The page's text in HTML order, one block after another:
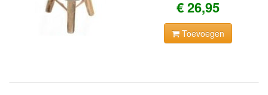
€ 26,95
Toevoegen